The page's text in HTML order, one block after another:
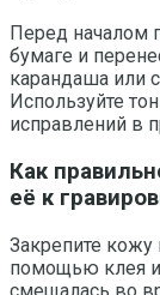
Перед началом
бумаге и
карандаша или
Используйте
исправлений в
Как
её к
Закрепите кожу
помощью клея
смещалась во